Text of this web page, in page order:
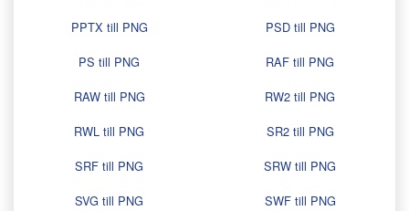
PPTX till PNG
PSD till PNG
PS till PNG
RAF till PNG
RAW till PNG
RW2 till PNG
RWL till PNG
SR2 till PNG
SRF till PNG
SRW till PNG
SVG till PNG
SWF till PNG